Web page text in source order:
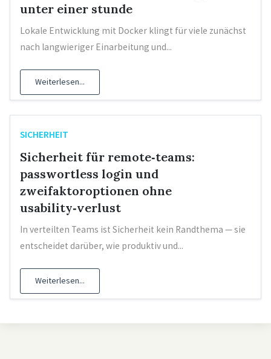
unter einer stunde
Lokale Entwicklung mit Docker klingt für viele zunächst
nach langwieriger Einarbeitung und...
Weiterlesen...
SICHERHEIT
Sicherheit für remote‑teams:
passwortless login und
zweifaktoroptionen ohne
usability‑verlust
In verteilten Teams ist Sicherheit kein Randthema — sie
entscheidet darüber, wie produktiv und...
Weiterlesen...